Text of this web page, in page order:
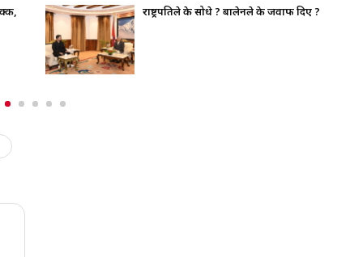
भाइचारा खलबलाउने कुनै पनि क्रियाकलापप्रति